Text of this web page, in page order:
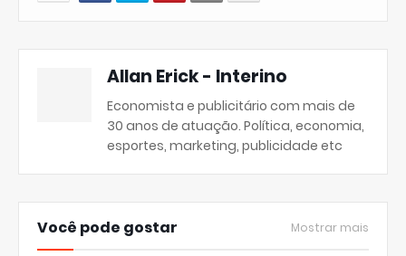
Allan Erick - Interino
Economista e publicitário com mais de
30 anos de atuação. Política, economia,
esportes, marketing, publicidade etc
Você pode gostar Mostrar mais